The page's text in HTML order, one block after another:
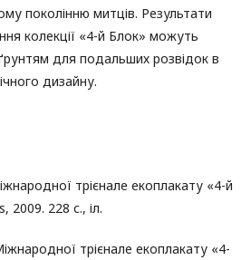
поколінню митців. Результати
колекції «4-й Блок» можуть
для подальших розвідок в
дизайну.
трієнале екоплакату «4-й
2009. 228 с., іл.
трієнале екоплакату «4-